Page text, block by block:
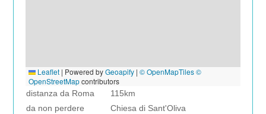
Leaflet | Powered byGeoapify |© OpenMapTiles ©
OpenStreetMapcontributors
distanza da Roma
115km
da non perdere
Chiesa di Sant'Oliva